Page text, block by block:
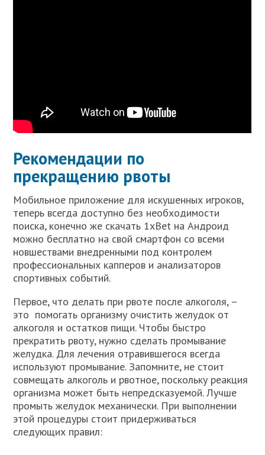
Рекомендации по
прекращению рвоты
Мобильное приложение для искушенных игроков,
теперь всегда доступно без необходимости
поиска, конечно же скачать 1xBet на Андроид
можно бесплатно на свой смартфон со всеми
новшествами внедренными под контролем
профессиональных капперов и анализаторов
спортивных событий.
Первое, что делать при рвоте после алкоголя, –
это помогать организму очистить желудок от
алкоголя и остатков пищи. Чтобы быстро
прекратить рвоту, нужно сделать промывание
желудка. Для лечения отравившегося всегда
используют промывание. Запомните, не стоит
совмещать алкоголь и рвотное, поскольку реакция
организма может быть непредсказуемой. Лучше
промыть желудок механически. При выполнении
этой процедуры стоит придерживаться
следующих правил: